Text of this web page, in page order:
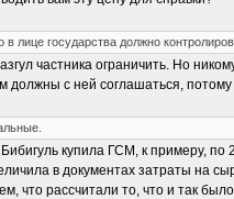
лице государства должно
частника ограничить. Но
должны с ней соглашаться,
купила ГСМ, к примеру,
в документах затраты на
что рассчитали то, что и так